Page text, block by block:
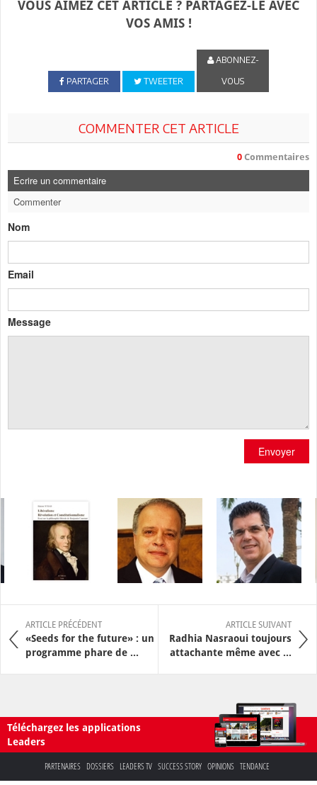
VOUS AIMEZ CET ARTICLE ? PARTAGEZ-LE AVEC
VOS AMIS !
PARTAGER TWEETER
ABONNEZ-
VOUS
COMMENTER CET ARTICLE
0 Commentaires
Ecrire un commentaire
Commenter
Nom
Email
Message
Envoyer
ARTICLE PRÉCÉDENT
«Seeds for the future» : un
programme phare de ...
ARTICLE SUIVANT
Radhia Nasraoui toujours
attachante même avec ...
Téléchargez les applications
Leaders
PARTENAIRES DOSSIERS LEADERS TV SUCCESS STORY OPINIONS TENDANCE